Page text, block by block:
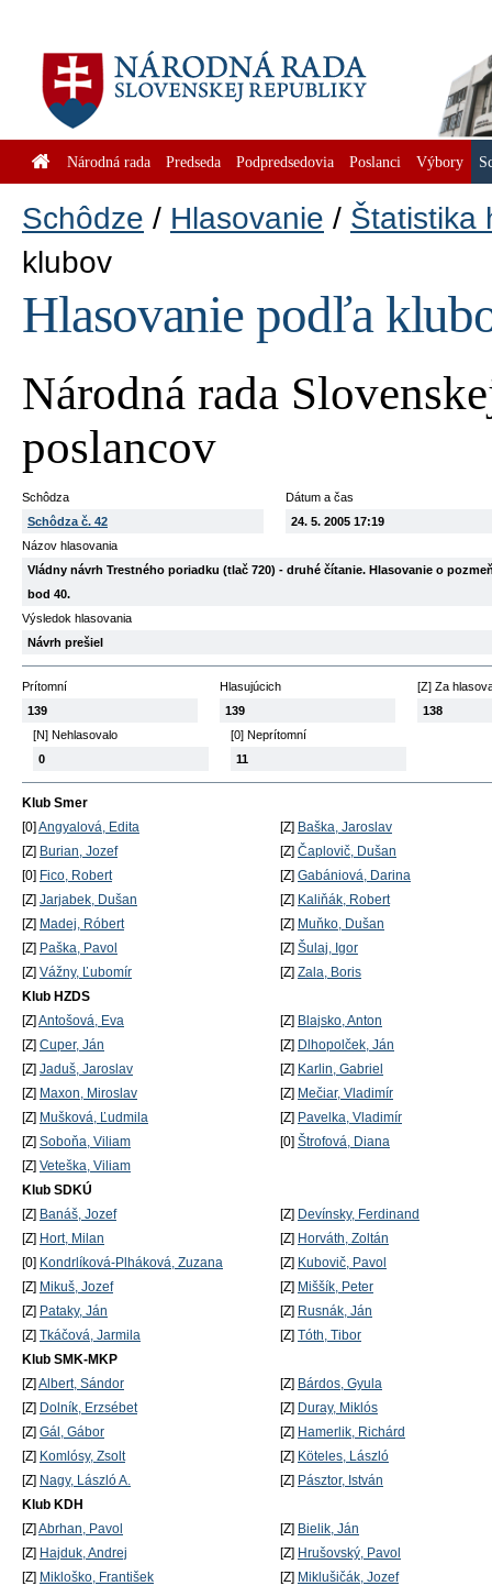
Národná rada Predseda Podpredsedovia Poslanci Výbory
Schôdze Hlasovanie
Štatistika
klubov
Hlasovanie podľa
Národná rada
poslancov
Schôdza
Schôdza č. 42
Dátum a čas
24. 5. 2005 17:19
Názov hlasovania
Vládny návrh Trestného poriadku (tlač 720) - druhé čítanie. Hlasovanie o
bod 40.
Výsledok hlasovania
Návrh prešiel
Prítomní
139
Hlasujúcich
139
[Z] Za
138
[N] Nehlasovalo
0
[0] Neprítomní
11
Klub Smer
[0] Angyalová, Edita [Z] Baška, Jaroslav
[Z] Burian, Jozef [Z] Čaplovič, Dušan
[0] Fico, Robert [Z] Gabániová, Darina
[Z] Jarjabek, Dušan [Z] Kaliňák, Robert
[Z] Madej, Róbert [Z] Muňko, Dušan
[Z] Paška, Pavol [Z] Šulaj, Igor
[Z] Vážny, Ľubomír [Z] Zala, Boris
Klub HZDS
[Z] Antošová, Eva [Z] Blajsko, Anton
[Z] Cuper, Ján [Z] Dlhopolček, Ján
[Z] Jaduš, Jaroslav [Z] Karlin, Gabriel
[Z] Maxon, Miroslav [Z] Mečiar, Vladimír
[Z] Mušková, Ľudmila [Z] Pavelka, Vladimír
[Z] Soboňa, Viliam [0] Štrofová, Diana
[Z] Veteška, Viliam
Klub SDKÚ
[Z] Banáš, Jozef [Z] Devínsky, Ferdinand
[Z] Hort, Milan [Z] Horváth, Zoltán
[0] Kondrlíková-Plháková, Zuzana [Z] Kubovič, Pavol
[Z] Mikuš, Jozef [Z] Miššík, Peter
[Z] Pataky, Ján [Z] Rusnák, Ján
[Z] Tkáčová, Jarmila [Z] Tóth, Tibor
Klub SMK-MKP
[Z] Albert, Sándor [Z] Bárdos, Gyula
[Z] Dolník, Erzsébet [Z] Duray, Miklós
[Z] Gál, Gábor [Z] Hamerlik, Richárd
[Z] Komlósy, Zsolt [Z] Köteles, László
[Z] Nagy, László A. [Z] Pásztor, István
Klub KDH
[Z] Abrhan, Pavol [Z] Bielik, Ján
[Z] Hajduk, Andrej [Z] Hrušovský, Pavol
[Z] Mikloško, František [Z] Miklušičák, Jozef